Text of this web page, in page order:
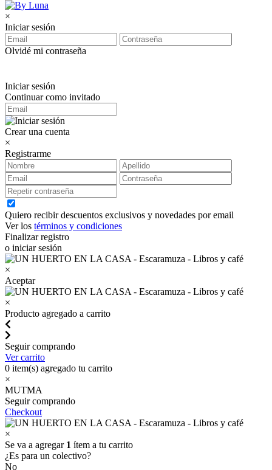
×
Iniciar sesión
Olvidé mi contraseña
Iniciar sesión
Continuar como invitado
Crear una cuenta
×
Registrarme
Quiero recibir descuentos exclusivos y novedades por email
Ver los términos y condiciones
Finalizar registro
o iniciar sesión
×
Aceptar
×
Producto agregado a carrito
Seguir comprando
Ver carrito
0 item(s) agregado tu carrito
×
MUTMA
Seguir comprando
Checkout
×
Se va a agregar 1 ítem a tu carrito
¿Es para un colectivo?
No